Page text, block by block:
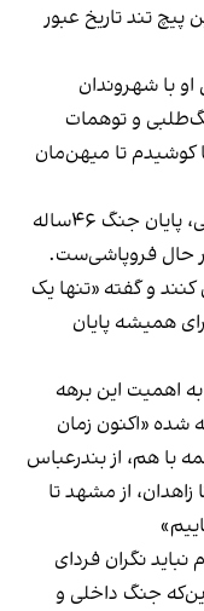
تند تاریخ عبور
او با شهروندان
و توهمات
کوشیدم تا میهن‌مان
به گفت رضا پهلوی، پایان جمهوری اسلامی، پایان جنگ ۴۶ساله
حال فروپاشی‌ست.
و گفته «تنها یک
همیشه پایان
اهمیت این برهه
شده «اکنون زمان
با هم، از بندرعباس
زاهدان، از مشهد تا
نباید نگران فردای
جنگ داخلی و